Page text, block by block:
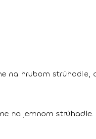
na hrubom
na jemnom strúhadle.